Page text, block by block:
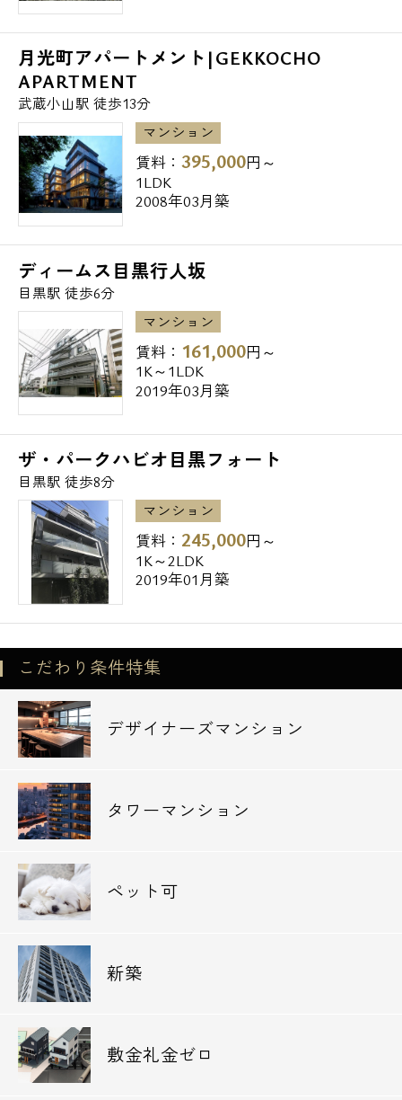
月光町アパートメント|GEKKOCHO
APARTMENT
武蔵小山駅 徒歩13分
マンション
賃料： 395,000円～
1LDK
2008年03月築
ディームス目黒行人坂
目黒駅 徒歩6分
マンション
賃料： 161,000円～
1K～1LDK
2019年03月築
ザ・パークハビオ目黒フォート
目黒駅 徒歩8分
マンション
賃料： 245,000円～
1K～2LDK
2019年01月築
こだわり条件特集
デザイナーズマンション
タワーマンション
ペット可
新築
敷金礼金ゼロ